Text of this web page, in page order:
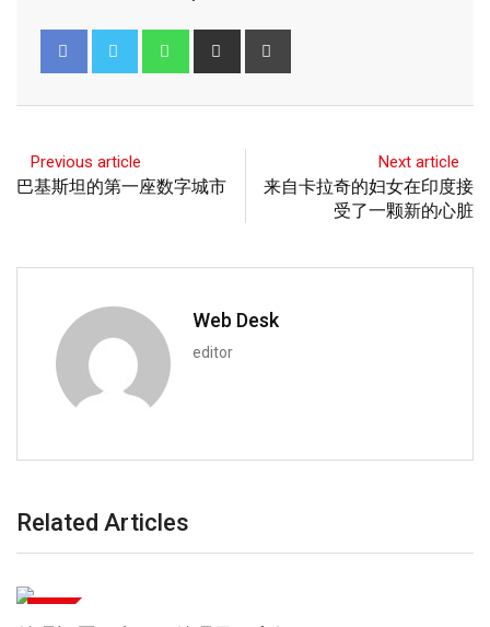
Previous article
巴基斯坦的第一座数字城市
Next article
来自卡拉奇的妇女在印度接
受了一颗新的心脏
Web Desk
editor
Related Articles